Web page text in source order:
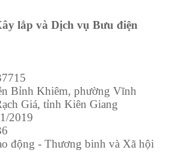
lắp và Dịch vụ Bưu điện
Bỉnh Khiêm, phường Vĩnh
Giá, tỉnh Kiên Giang
2019
động - Thương binh và Xã hội